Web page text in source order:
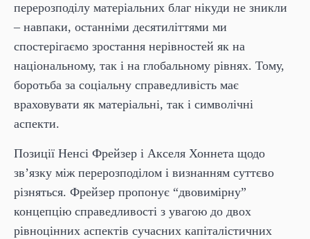
перерозподілу матеріальних благ нікуди не зникли
– навпаки, останніми десятиліттями ми
спостерігаємо зростання нерівностей як на
національному, так і на глобальному рівнях. Тому,
боротьба за соціальну справедливість має
враховувати як матеріальні, так і символічні
аспекти.
Позиції Ненсі Фрейзер і Акселя Хоннета щодо
зв’язку між перерозподілом і визнанням суттєво
різняться. Фрейзер пропонує “двовимірну”
концепцію справедливості з увагою до двох
рівноцінних аспектів сучасних капіталістичних